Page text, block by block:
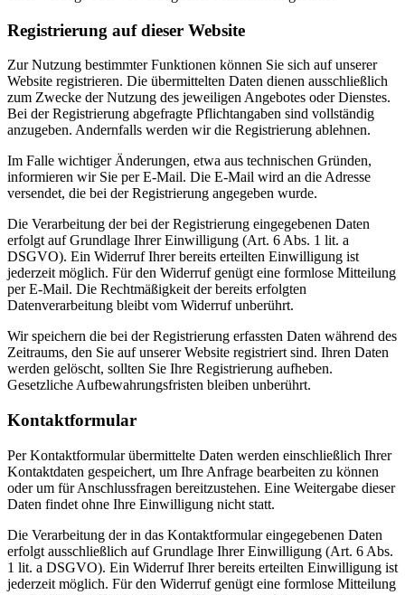
Registrierung auf dieser Website
Zur Nutzung bestimmter Funktionen können Sie sich auf unserer
Website registrieren. Die übermittelten Daten dienen ausschließlich
zum Zwecke der Nutzung des jeweiligen Angebotes oder Dienstes.
Bei der Registrierung abgefragte Pflichtangaben sind vollständig
anzugeben. Andernfalls werden wir die Registrierung ablehnen.
Im Falle wichtiger Änderungen, etwa aus technischen Gründen,
informieren wir Sie per E-Mail. Die E-Mail wird an die Adresse
versendet, die bei der Registrierung angegeben wurde.
Die Verarbeitung der bei der Registrierung eingegebenen Daten
erfolgt auf Grundlage Ihrer Einwilligung (Art. 6 Abs. 1 lit. a
DSGVO). Ein Widerruf Ihrer bereits erteilten Einwilligung ist
jederzeit möglich. Für den Widerruf genügt eine formlose Mitteilung
per E-Mail. Die Rechtmäßigkeit der bereits erfolgten
Datenverarbeitung bleibt vom Widerruf unberührt.
Wir speichern die bei der Registrierung erfassten Daten während des
Zeitraums, den Sie auf unserer Website registriert sind. Ihren Daten
werden gelöscht, sollten Sie Ihre Registrierung aufheben.
Gesetzliche Aufbewahrungsfristen bleiben unberührt.
Kontaktformular
Per Kontaktformular übermittelte Daten werden einschließlich Ihrer
Kontaktdaten gespeichert, um Ihre Anfrage bearbeiten zu können
oder um für Anschlussfragen bereitzustehen. Eine Weitergabe dieser
Daten findet ohne Ihre Einwilligung nicht statt.
Die Verarbeitung der in das Kontaktformular eingegebenen Daten
erfolgt ausschließlich auf Grundlage Ihrer Einwilligung (Art. 6 Abs.
1 lit. a DSGVO). Ein Widerruf Ihrer bereits erteilten Einwilligung ist
jederzeit möglich. Für den Widerruf genügt eine formlose Mitteilung